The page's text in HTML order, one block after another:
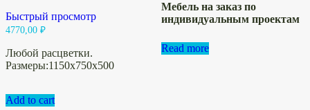
Быстрый просмотр
4770,00 ₽
Любой расцветки.
Размеры:1150х750х500
Add to cart
Мебель на заказ по
индивидуальным проектам
Read more